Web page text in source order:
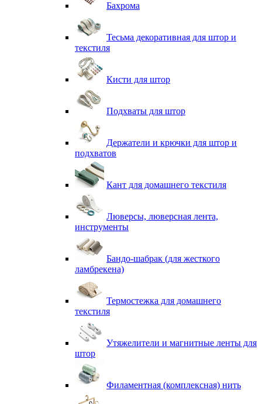
Бахрома
Тесьма декоративная для штор и
текстиля
Кисти для штор
Подхваты для штор
Держатели и крючки для штор и
подхватов
Кант для домашнего текстиля
Люверсы, люверсная лента,
инструменты
Бандо-шабрак (для жесткого
ламбрекена)
Термостежка для домашнего
текстиля
Утяжелители и магнитные ленты для
штор
Филаментная (комплексная) нить